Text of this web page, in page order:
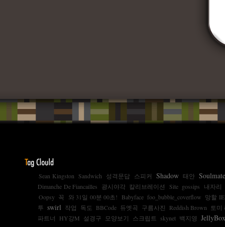
Sean Kingston Sandwich 성격문답 스피커 Shadow 태안
Dimanche De Fiancailles 광시야각 칼리브레이션 Site gossips
내자리
Oopsy 꼭 와 31일 00분 00초! Babyface foo_bubble_coverflow 망할 IE
투 swirl 작업 독도 BBCode 듀엣곡 구름사진 Reddish Brown
토미
파트너
HY강M 설경구 모양보기 스크립트 skynet 백지영 JellyBox